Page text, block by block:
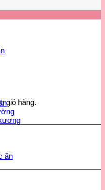
giỏ hàng.
ăn